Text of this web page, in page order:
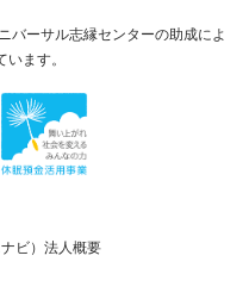
バーサル志縁センターの助成によ
ます。
ビ）法人概要